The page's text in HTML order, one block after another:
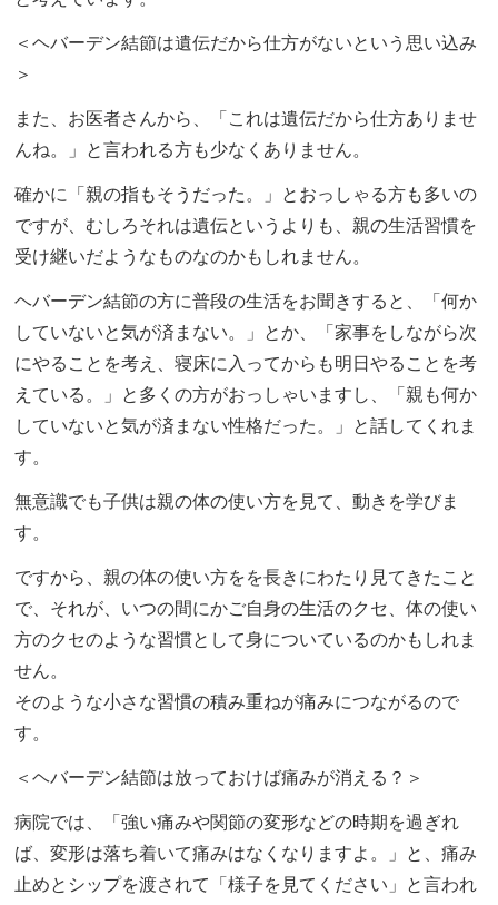
＜ヘバーデン結節は遺伝だから仕方がないという思い込み
＞
また、お医者さんから、「これは遺伝だから仕方ありませ
んね。」と言われる方も少なくありません。
確かに「親の指もそうだった。」とおっしゃる方も多いの
ですが、むしろそれは遺伝というよりも、親の生活習慣を
受け継いだようなものなのかもしれません。
ヘバーデン結節の方に普段の生活をお聞きすると、「何か
していないと気が済まない。」とか、「家事をしながら次
にやることを考え、寝床に入ってからも明日やることを考
えている。」と多くの方がおっしゃいますし、「親も何か
していないと気が済まない性格だった。」と話してくれま
す。
無意識でも子供は親の体の使い方を見て、動きを学びま
す。
ですから、親の体の使い方をを長きにわたり見てきたこと
で、それが、いつの間にかご自身の生活のクセ、体の使い
方のクセのような習慣として身についているのかもしれま
せん。
そのような小さな習慣の積み重ねが痛みにつながるので
す。
＜ヘバーデン結節は放っておけば痛みが消える？＞
病院では、「強い痛みや関節の変形などの時期を過ぎれ
ば、変形は落ち着いて痛みはなくなりますよ。」と、痛み
止めとシップを渡されて「様子を見てください」と言われ